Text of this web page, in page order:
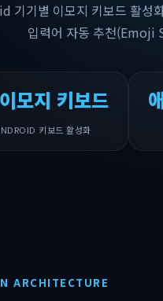
기기별 이모지 키보드 활성
입력어 자동 추천(Emoji
모지 키보드
키보드 활성화
ARCHITECTURE